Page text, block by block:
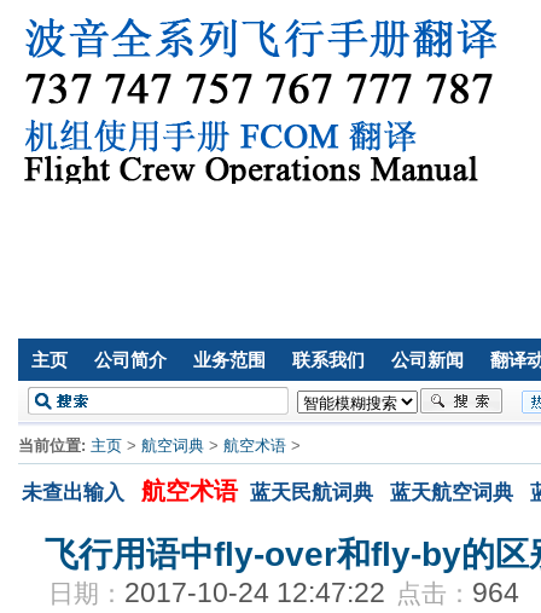
主页 公司简介 业务范围 联系我们 公司新闻 翻译
当前位置: 主页 > 航空词典 > 航空术语 >
未查出输入 航空术语 蓝天民航词典 蓝天航空词典
飞行用语中fly-over和fly-by的区
日期： 2017-10-24 12:47:22 点击： 964